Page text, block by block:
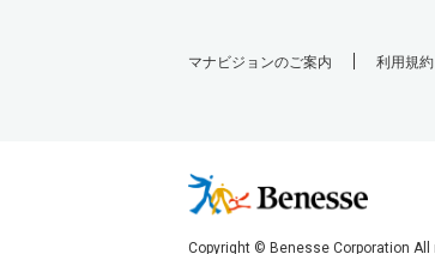
マナビジョンのご案内 利用規約
Copyright © Benesse Corporation All